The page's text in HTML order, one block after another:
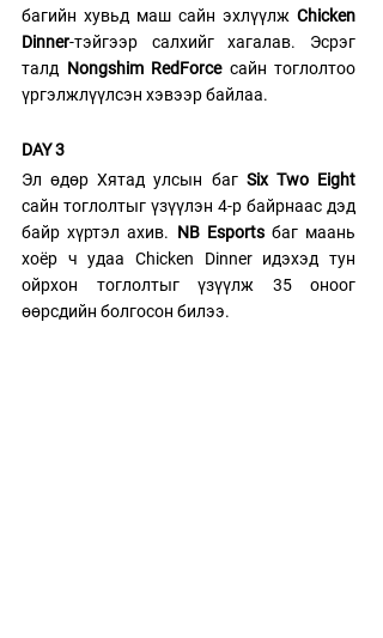
багийн хувьд маш сайн эхлүүлж Chicken
Dinner-тэйгээр салхийг хагалав. Эсрэг
талд Nongshim RedForce сайн тоглолтоо
үргэлжлүүлсэн хэвээр байлаа.
DAY 3
Эл өдөр Хятад улсын баг Six Two Eight
сайн тоглолтыг үзүүлэн 4-р байрнаас дэд
байр хүртэл ахив. NB Esports баг маань
хоёр ч удаа Chicken Dinner идэхэд тун
ойрхон тоглолтыг үзүүлж 35 оноог
өөрсдийн болгосон билээ.